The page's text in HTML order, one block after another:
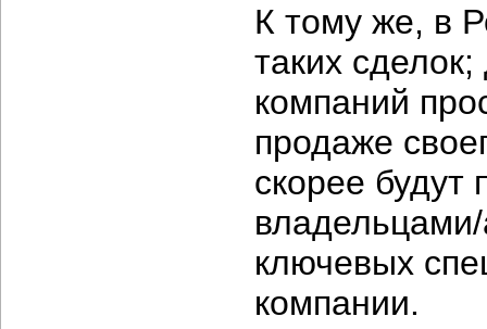
К тому же, в
таких
компаний
продаже
скорее
ключевых
компании.